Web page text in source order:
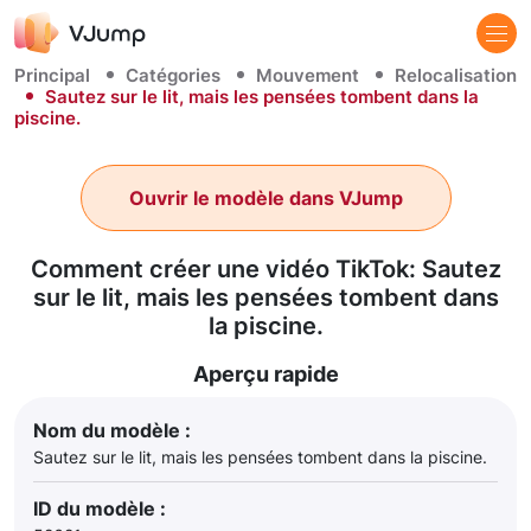
Principal Catégories Mouvement
Relocalisation
Sautez sur le lit, mais les pensées tombent dans la
piscine.
Comment créer une vidéo TikTok: Sautez
sur le lit, mais les pensées tombent dans
la piscine.
Ouvrir le modèle dans VJump
Aperçu rapide
Nom du modèle :
Sautez sur le lit, mais les pensées tombent dans la piscine.
ID du modèle :